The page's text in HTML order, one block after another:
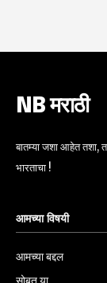
NB मराठी
बातम्या जशा आहेत तशा,
भारताचा !
आमच्या विषयी
आमच्या बद्दल